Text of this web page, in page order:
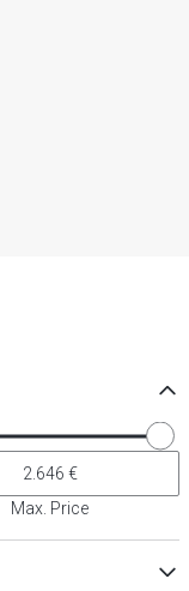
Max. Price